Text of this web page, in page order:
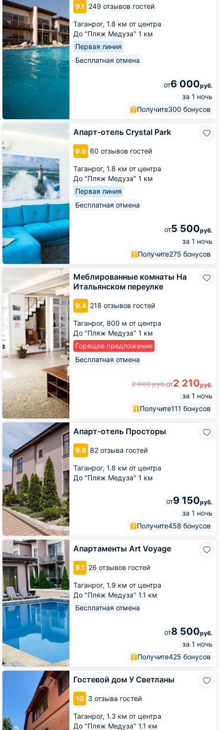
9.1 249 отзывов гостей
Таганрог, 1.8 км от центра
До "Пляж Медуза" 1 км
Первая линия
Бесплатная отмена
от6 000руб.
за 1 ночь
Получите300 бонусов
&
Spa
Апарт-отель Crystal Park
9.6 60 отзывов гостей
Таганрог, 1.8 км от центра
До "Пляж Медуза" 1 км
Первая линия
Бесплатная отмена
от5 500руб.
за 1 ночь
Получите275 бонусов
Crystal
Park
Меблированные комнаты На
Итальянском переулке
9.4 218 отзывов гостей
Таганрог, 800 м от центра
До "Пляж Медуза" 1 км
Горящее предложение
Бесплатная отмена
2 600руб.от2 210руб.
за 1 ночь
Получите111 бонусов
Меблированные
На
Итальянском
переулке
Апарт-отель Просторы
9.6 82 отзыва гостей
Таганрог, 1.8 км от центра
До "Пляж Медуза" 1 км
от9 150руб.
за 1 ночь
Получите458 бонусов
Апарт-
Просторы
Апартаменты Art Voyage
9.1 26 отзывов гостей
Таганрог, 1.9 км от центра
До "Пляж Медуза" 1.1 км
Бесплатная отмена
от8 500руб.
за 1 ночь
Получите425 бонусов
Апартаменты
Art
Voyage
Гостевой дом У Светланы
10 3 отзыва гостей
Таганрог, 1.3 км от центра
До "Пляж Медуза" 1.1 км
Гостевой